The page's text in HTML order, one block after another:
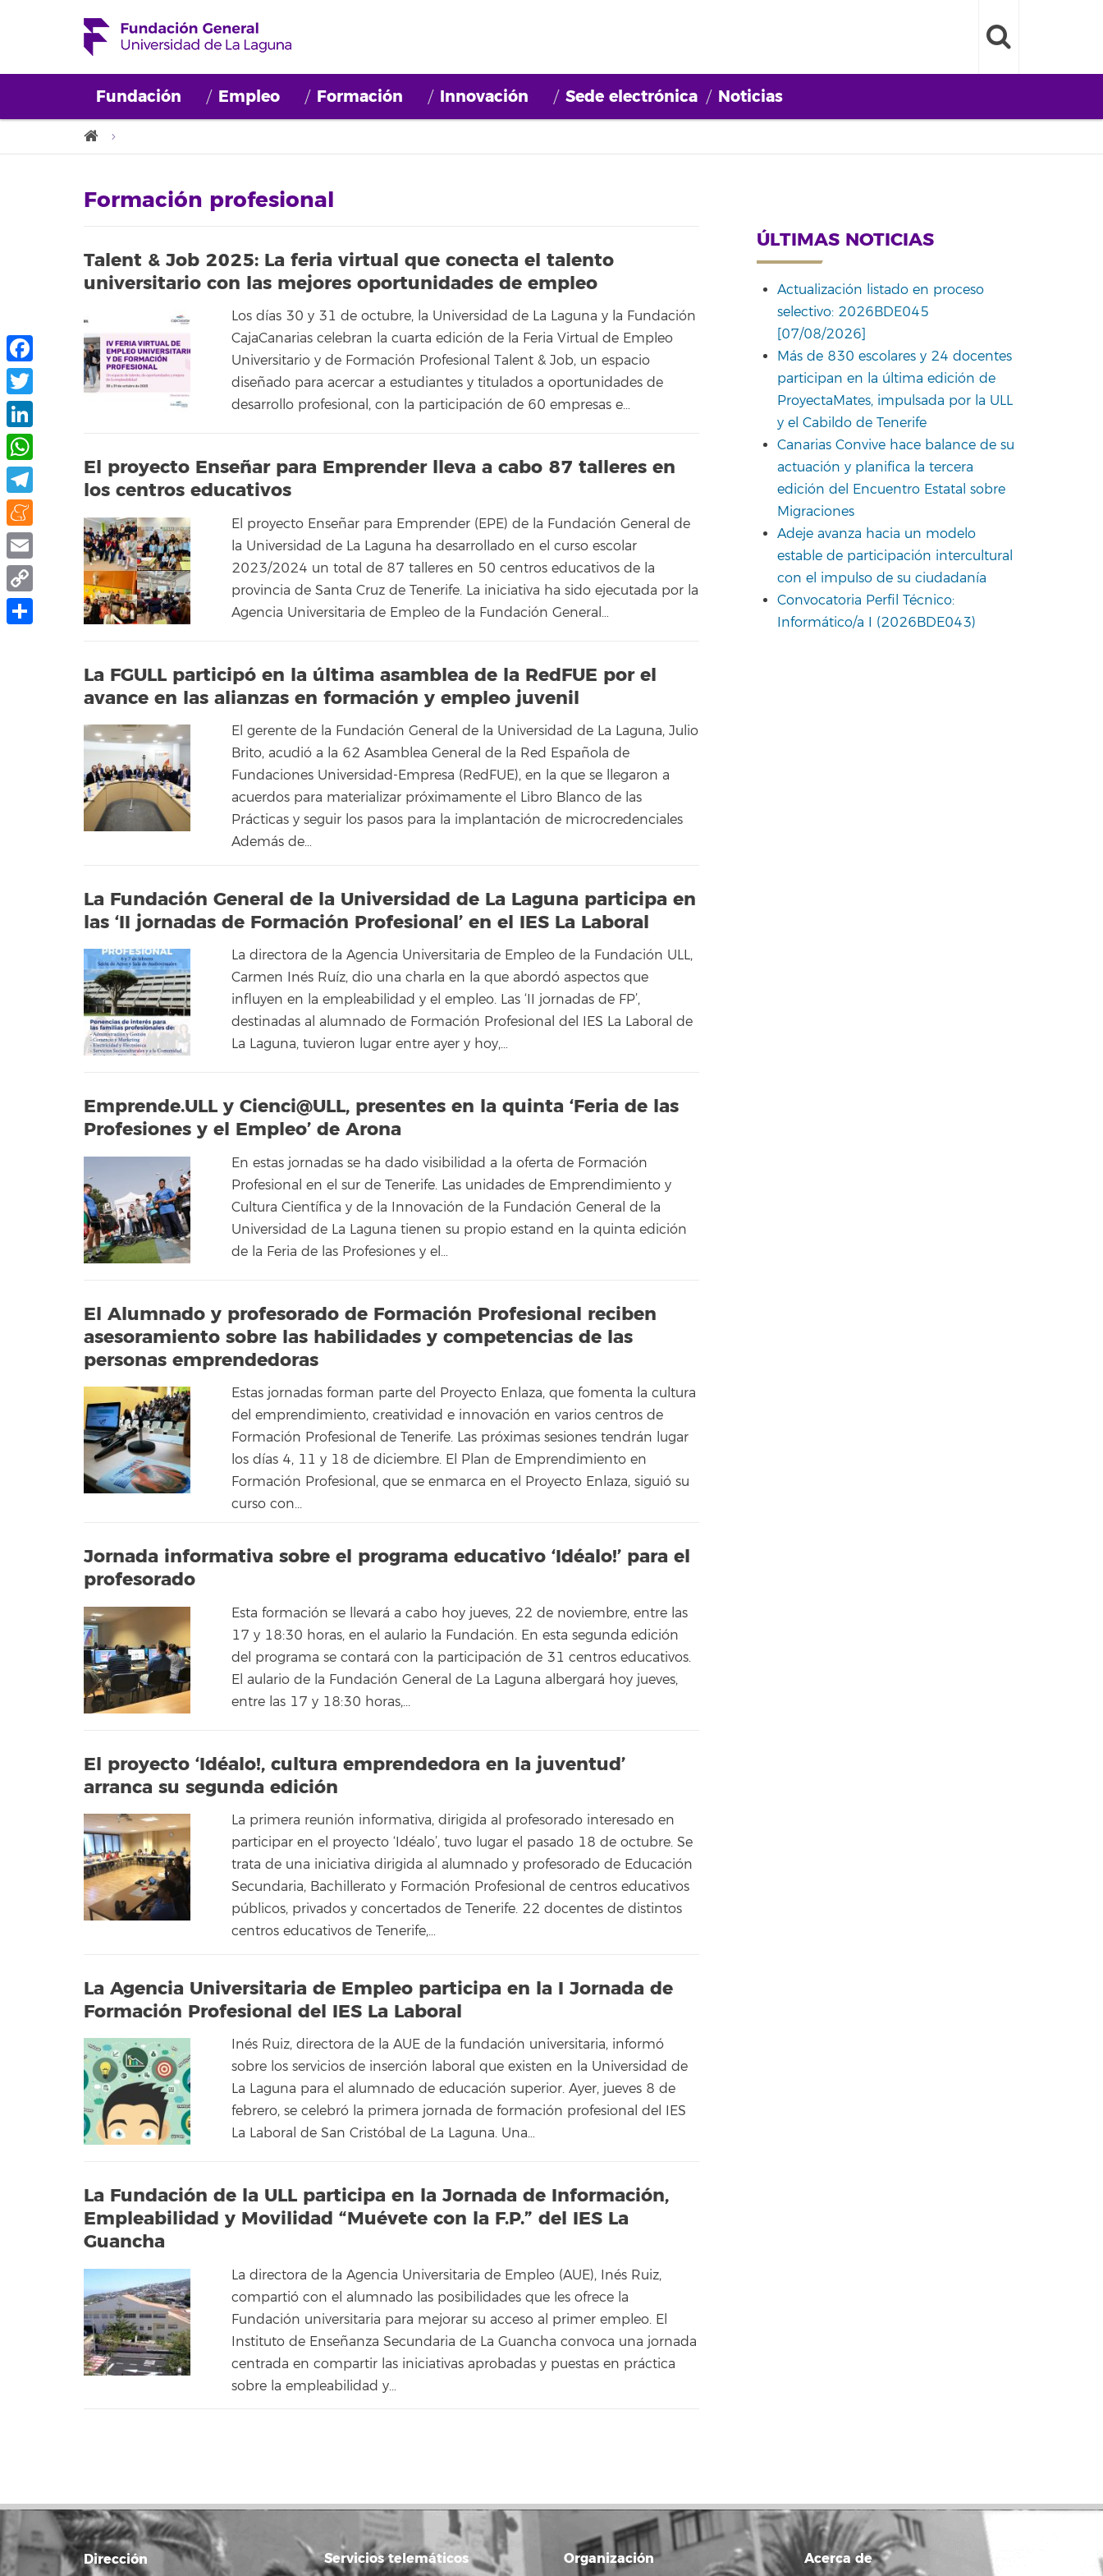
Fundación Empleo Formación Innovación Sede electrónica Noticias
Formación profesional
Talent & Job 2025: La feria virtual que conecta el talento
universitario con las mejores oportunidades de empleo
Los días 30 y 31 de octubre, la Universidad de La Laguna y la Fundación
CajaCanarias celebran la cuarta edición de la Feria Virtual de Empleo
Universitario y de Formación Profesional Talent & Job, un espacio
diseñado para acercar a estudiantes y titulados a oportunidades de
desarrollo profesional, con la participación de 60 empresas e…
El proyecto Enseñar para Emprender lleva a cabo 87 talleres en
los centros educativos
El proyecto Enseñar para Emprender (EPE) de la Fundación General de
la Universidad de La Laguna ha desarrollado en el curso escolar
2023/2024 un total de 87 talleres en 50 centros educativos de la
provincia de Santa Cruz de Tenerife. La iniciativa ha sido ejecutada por la
Agencia Universitaria de Empleo de la Fundación General…
La FGULL participó en la última asamblea de la RedFUE por el
avance en las alianzas en formación y empleo juvenil
El gerente de la Fundación General de la Universidad de La Laguna, Julio
Brito, acudió a la 62 Asamblea General de la Red Española de
Fundaciones Universidad-Empresa (RedFUE), en la que se llegaron a
acuerdos para materializar próximamente el Libro Blanco de las
Prácticas y seguir los pasos para la implantación de microcredenciales
Además de…
La Fundación General de la Universidad de La Laguna participa en
las ‘II jornadas de Formación Profesional’ en el IES La Laboral
La directora de la Agencia Universitaria de Empleo de la Fundación ULL,
Carmen Inés Ruíz, dio una charla en la que abordó aspectos que
influyen en la empleabilidad y el empleo. Las ‘II jornadas de FP’,
destinadas al alumnado de Formación Profesional del IES La Laboral de
La Laguna, tuvieron lugar entre ayer y hoy,…
Emprende.ULL y Cienci@ULL, presentes en la quinta ‘Feria de las
Profesiones y el Empleo’ de Arona
En estas jornadas se ha dado visibilidad a la oferta de Formación
Profesional en el sur de Tenerife. Las unidades de Emprendimiento y
Cultura Científica y de la Innovación de la Fundación General de la
Universidad de La Laguna tienen su propio estand en la quinta edición
de la Feria de las Profesiones y el…
El Alumnado y profesorado de Formación Profesional reciben
asesoramiento sobre las habilidades y competencias de las
personas emprendedoras
Estas jornadas forman parte del Proyecto Enlaza, que fomenta la cultura
del emprendimiento, creatividad e innovación en varios centros de
Formación Profesional de Tenerife. Las próximas sesiones tendrán lugar
los días 4, 11 y 18 de diciembre. El Plan de Emprendimiento en
Formación Profesional, que se enmarca en el Proyecto Enlaza, siguió su
curso con...
Jornada informativa sobre el programa educativo ‘Idéalo!’ para el
profesorado
Esta formación se llevará a cabo hoy jueves, 22 de noviembre, entre las
17 y 18:30 horas, en el aulario la Fundación. En esta segunda edición
del programa se contará con la participación de 31 centros educativos.
El aulario de la Fundación General de La Laguna albergará hoy jueves,
entre las 17 y 18:30 horas,...
El proyecto ‘Idéalo!, cultura emprendedora en la juventud’
arranca su segunda edición
La primera reunión informativa, dirigida al profesorado interesado en
participar en el proyecto ‘Idéalo’, tuvo lugar el pasado 18 de octubre. Se
trata de una iniciativa dirigida al alumnado y profesorado de Educación
Secundaria, Bachillerato y Formación Profesional de centros educativos
públicos, privados y concertados de Tenerife. 22 docentes de distintos
centros educativos de Tenerife,…
La Agencia Universitaria de Empleo participa en la I Jornada de
Formación Profesional del IES La Laboral
Inés Ruiz, directora de la AUE de la fundación universitaria, informó
sobre los servicios de inserción laboral que existen en la Universidad de
La Laguna para el alumnado de educación superior. Ayer, jueves 8 de
febrero, se celebró la primera jornada de formación profesional del IES
La Laboral de San Cristóbal de La Laguna. Una…
La Fundación de la ULL participa en la Jornada de Información,
Empleabilidad y Movilidad “Muévete con la F.P.” del IES La
Guancha
La directora de la Agencia Universitaria de Empleo (AUE), Inés Ruiz,
compartió con el alumnado las posibilidades que les ofrece la
Fundación universitaria para mejorar su acceso al primer empleo. El
Instituto de Enseñanza Secundaria de La Guancha convoca una jornada
centrada en compartir las iniciativas aprobadas y puestas en práctica
sobre la empleabilidad y…
ÚLTIMAS NOTICIAS
Actualización listado en proceso
selectivo: 2026BDE045
[07/08/2026]
Más de 830 escolares y 24 docentes
participan en la última edición de
ProyectaMates, impulsada por la ULL
y el Cabildo de Tenerife
Canarias Convive hace balance de su
actuación y planifica la tercera
edición del Encuentro Estatal sobre
Migraciones
Adeje avanza hacia un modelo
estable de participación intercultural
con el impulso de su ciudadanía
Convocatoria Perfil Técnico:
Informático/a I (2026BDE043)
Dirección Servicios telemáticos Organización Acerca de
Facebook
Twitter
LinkedIn
WhatsApp
Telegram
Meneame
Email
Copy